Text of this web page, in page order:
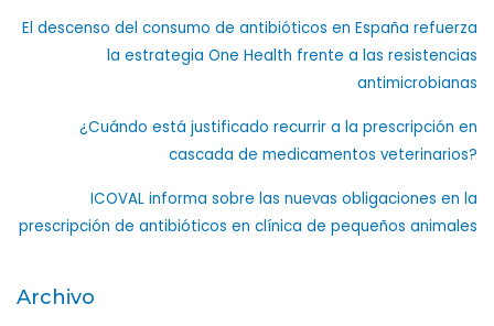
El descenso del consumo de antibióticos en España refuerza
la estrategia One Health frente a las resistencias
antimicrobianas
¿Cuándo está justificado recurrir a la prescripción en
cascada de medicamentos veterinarios?
ICOVAL informa sobre las nuevas obligaciones en la
prescripción de antibióticos en clínica de pequeños animales
Archivo